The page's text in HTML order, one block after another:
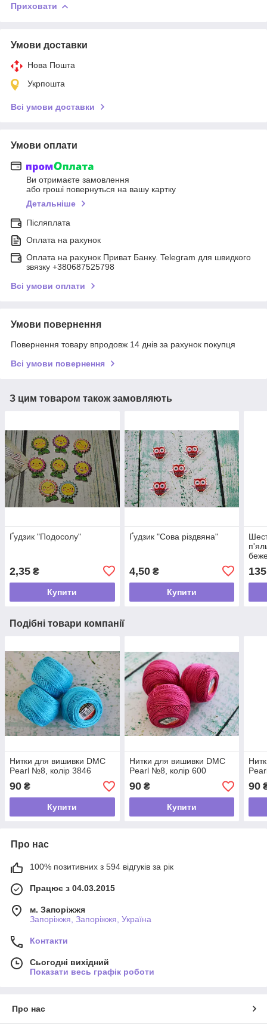
Приховати
Умови доставки
Нова Пошта
Укрпошта
Всі умови доставки
Умови оплати
Ви отримаєте замовлення
або гроші повернуться на вашу картку
Детальніше
Післяплата
Оплата на рахунок
Оплата на рахунок Приват Банку. Telegram для швидкого
звязку +380687525798
Всі умови оплати
Умови повернення
Повернення товару впродовж 14 днів за рахунок покупця
Всі умови повернення
З цим товаром також замовляють
Ґудзик "Подосолу"
2,35 ₴
Купити
Ґудзик "Сова різдвяна"
4,50₴
Купити
135
Подібні товари компанії
Нитки для вишивки DMC
Pearl №8, колір 3846
90 ₴
Купити
Нитки для вишивки DMC
Pearl №8, колір 600
90₴
Купити
90
Про нас
100% позитивних з 594 відгуків за рік
Працює з 04.03.2015
м. Запоріжжя
Запоріжжя, Запоріжжя, Україна
Контакти
Сьогодні вихідний
Показати весь графік роботи
Про нас